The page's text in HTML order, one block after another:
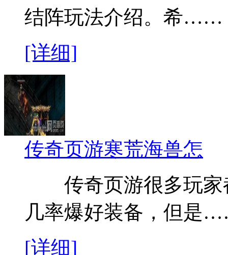
结阵玩法介绍。希……
[详细]
传奇页游寒荒海兽怎
传奇页游很多玩家
几率爆好装备，但是
[详细]